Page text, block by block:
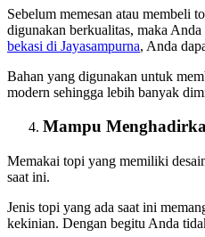
Sebelum memesan atau membeli
digunakan berkualitas, maka
bekasi di Jayasampurna, Anda
Bahan yang digunakan untuk
modern sehingga lebih banyak
Mampu
Memakai topi yang memiliki
saat ini.
Jenis topi yang ada saat ini
kekinian. Dengan begitu Anda